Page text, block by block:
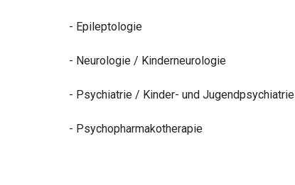
- Epileptologie
- Neurologie / Kinderneurologie
- Psychiatrie / Kinder- und Jugendpsychiatrie
- Psychopharmakotherapie